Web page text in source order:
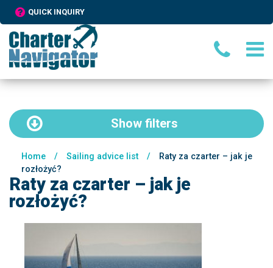
QUICK INQUIRY
Show filters
Home / Sailing advice list /
Raty za czarter – jak je
rozłożyć?
Raty za czarter – jak je
rozłożyć?